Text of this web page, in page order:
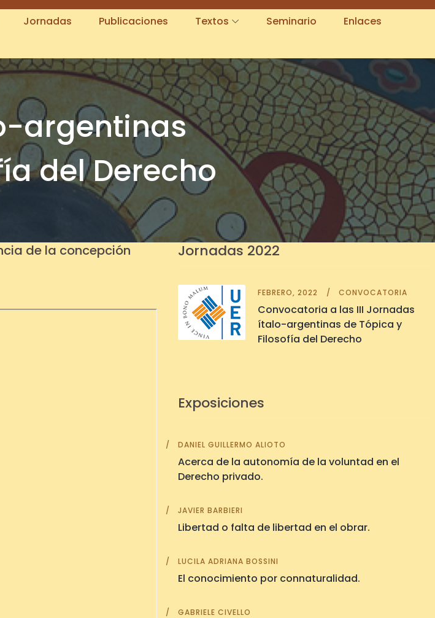
Jornadas Publicaciones Textos Seminario
Enlaces
argentinas
del Derecho
de la concepción
Jornadas 2022
FEBRERO, 2022 CONVOCATORIA
Convocatoria a las III Jornadas
ítalo-argentinas de Tópica y
Filosofía del Derecho
Exposiciones
DANIEL GUILLERMO ALIOTO
Acerca de la autonomía de la voluntad en el
Derecho privado.
JAVIER BARBIERI
Libertad o falta de libertad en el obrar.
LUCILA ADRIANA BOSSINI
El conocimiento por connaturalidad.
GABRIELE CIVELLO